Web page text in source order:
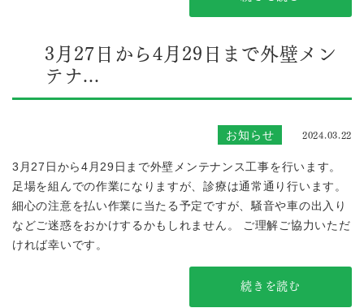
3月27日から4月29日まで外壁メン
テナ...
お知らせ 2024.03.22
3月27日から4月29日まで外壁メンテナンス工事を行います。
足場を組んでの作業になりますが、診療は通常通り行います。
細心の注意を払い作業に当たる予定ですが、騒音や車の出入り
などご迷惑をおかけするかもしれません。 ご理解ご協力いただ
ければ幸いです。
続きを読む